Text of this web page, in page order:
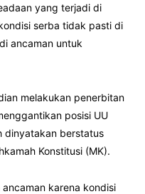
yang terjadi di
serba tidak pasti di
ancaman untuk
melakukan penerbitan
posisi UU
dinyatakan berstatus
Konstitusi (MK).
karena kondisi